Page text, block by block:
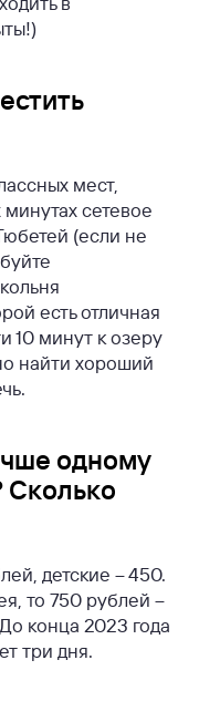
мест,
сетевое
(если не
есть отличная
10 минут к озеру
найти хороший
одному
Сколько
детские – 450.
то 750 рублей –
конца 2023 года
три дня.